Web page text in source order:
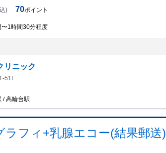
) 70ポイント
〜1時間30分程度
リニック
51F
/ 高輪台駅
フィ+乳腺エコー(結果郵送)